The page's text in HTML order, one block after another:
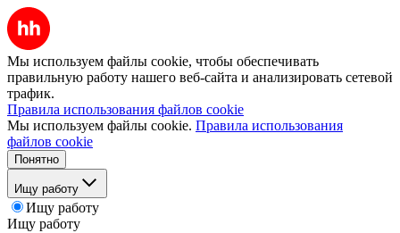
Мы используем файлы cookie, чтобы обеспечивать
правильную работу нашего веб-сайта и анализировать сетевой
трафик.
Правила использования файлов cookie
Мы используем файлы cookie. Правила использования
файлов cookie
Понятно
Ищу работу
Ищу работу
Ищу работу